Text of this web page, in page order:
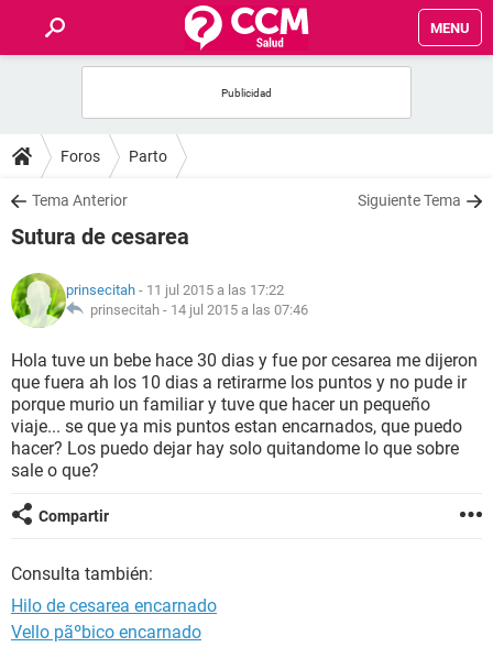
MENU
FOROS
SALUD
NUTRICIÓN
BIENESTAR
SEXUALIDAD
GLOSARIO
Foros Parto
Tema Anterior Siguiente Tema
Sutura de cesarea
prinsecitah - 11 jul 2015 a las 17:22
prinsecitah - 14 jul 2015 a las 07:46
Hola tuve un bebe hace 30 dias y fue por cesarea me dijeron
que fuera ah los 10 dias a retirarme los puntos y no pude ir
porque murio un familiar y tuve que hacer un pequeño
viaje... se que ya mis puntos estan encarnados, que puedo
hacer? Los puedo dejar hay solo quitandome lo que sobre
sale o que?
Compartir
Consulta también:
Hilo de cesarea encarnado
Vello pãºbico encarnado